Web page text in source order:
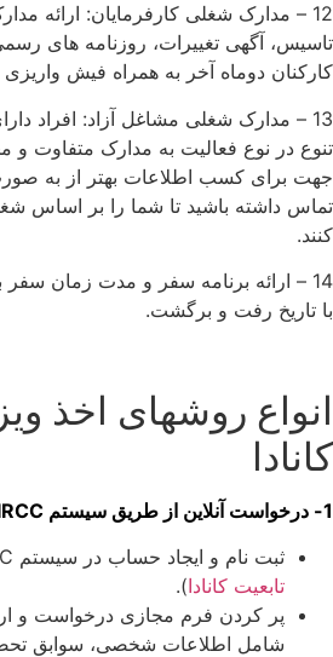
12 – مدارک شغلی کارفرمایان: ارائه
تاسیس، آگهی تغییرات، روزنامه های
کارکنان دوماه آخر به همراه فیش
13 – مدارک شغلی مشاغل آزاد: افراد
تنوع در نوع فعالیت به مدارک متفاوت و
جهت برای کسب اطلاعات بهتر از به
تماس داشته باشید تا شما را بر اساس
کنند.
14 – ارائه برنامه سفر و مدت زمان سفر
با تاریخ رفت و برگشت.
انواع روشهای اخذ
کانادا
1- درخواست آنلاین از طریق سیستم IRCC:
ثبت نام و ایجاد حساب در سیستم IRCC (
تابعیت کانادا).
پر کردن فرم مجازی درخواست و
شامل اطلاعات شخصی، سوابق